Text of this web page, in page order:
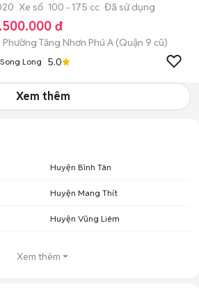
Xe số 100 - 175 cc Đã sử dụng
đ
Phường Tăng Nhơn Phú A (Quận 9 cũ)
Song Long 5.0
Xem thêm
Huyện Bình Tân
Huyện Mang Thít
Huyện Vũng Liêm
Xem thêm